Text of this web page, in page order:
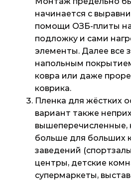
начинается с
помощи ОЗБ-плиты
подложку и сами
элементы. Далее все
напольным
ковра или даже
коврика.
Пленка для жёстких
вариант также
вышеперечисленные,
больше для больших
заведений
центры, детские
супермаркеты,